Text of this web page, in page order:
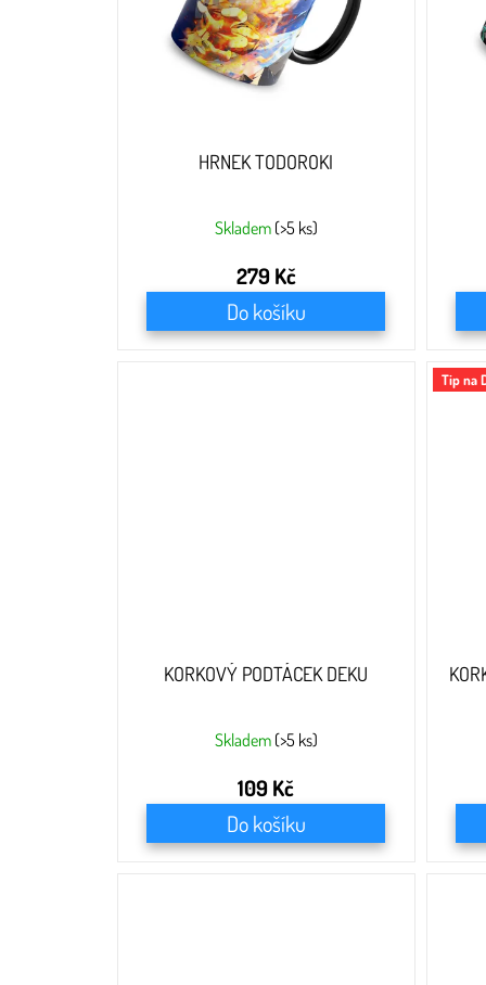
HRNEK TODOROKI
Skladem (>5 ks)
279 Kč
Do košíku
KORKOVÝ PODTÁCEK DEKU
Skladem (>5 ks)
109 Kč
Do košíku
Tip na